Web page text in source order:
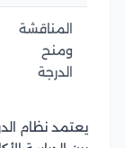
المناقشة
ومنح
الدرجة
يعتمد نظام